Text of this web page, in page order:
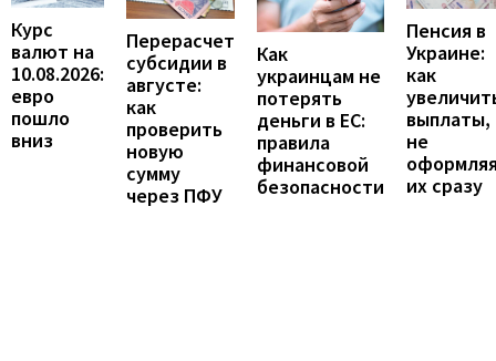
Курс
валют на
10.08.2026:
евро
пошло
вниз
Перерасчет
субсидии в
августе:
как
проверить
новую
сумму
через ПФУ
Как
украинцам не
потерять
деньги в ЕС:
правила
финансовой
безопасности
Пенсия в
Украине:
как
выплаты,
не
их сразу